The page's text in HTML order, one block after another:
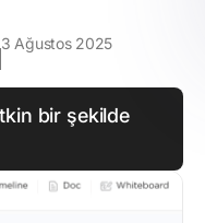
3 Ağustos 2025
bir şekilde